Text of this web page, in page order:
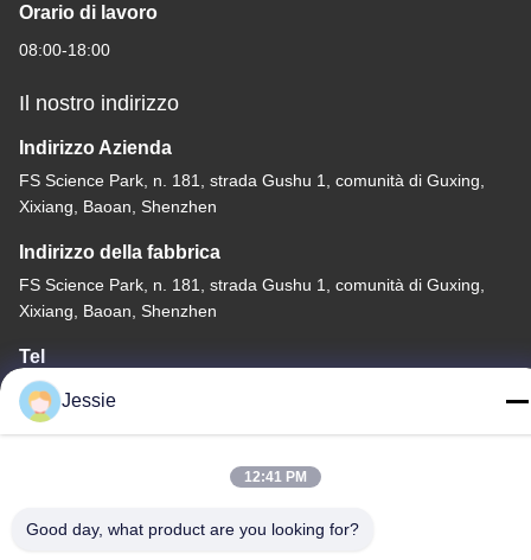
Orario di lavoro
08:00-18:00
Il nostro indirizzo
Indirizzo Azienda
FS Science Park, n. 181, strada Gushu 1, comunità di Guxing,
Xixiang, Baoan, Shenzhen
Indirizzo della fabbrica
FS Science Park, n. 181, strada Gushu 1, comunità di Guxing,
Xixiang, Baoan, Shenzhen
Tel
86-0755-22300563
Cina Buona Qualità profilo principale dell'alluminio della striscia
Jessie
12:41 PM
Good day, what product are you looking for?